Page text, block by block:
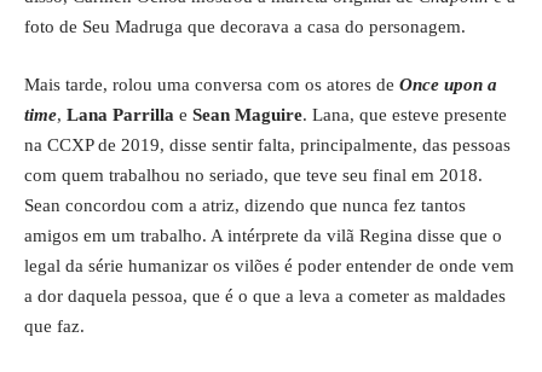
foto de Seu Madruga que decorava a casa do personagem.
Mais tarde, rolou uma conversa com os atores de Once upon a
time, Lana Parrilla e Sean Maguire. Lana, que esteve presente
na CCXP de 2019, disse sentir falta, principalmente, das pessoas
com quem trabalhou no seriado, que teve seu final em 2018.
Sean concordou com a atriz, dizendo que nunca fez tantos
amigos em um trabalho. A intérprete da vilã Regina disse que o
legal da série humanizar os vilões é poder entender de onde vem
a dor daquela pessoa, que é o que a leva a cometer as maldades
que faz.